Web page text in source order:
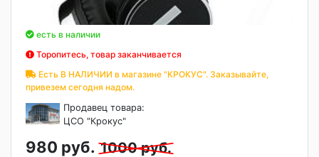
есть в наличии
Торопитесь, товар заканчивается
Есть В НАЛИЧИИ в магазине "КРОКУС". Заказывайте,
привезем сегодня надом.
Продавец товара:
ЦСО "Крокус"
980 руб. 1000 руб.